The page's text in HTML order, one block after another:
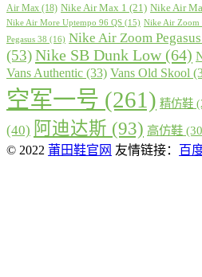
Air Max (18) Nike Air Max 1 (21) Nike Air
Nike Air More Uptempo 96 QS (15) Nike Air Zoom
Pegasus 38 (16) Nike Air Zoom
(53)Nike SB Dunk Low(64)
Vans Authentic (33) Vans Old Skool
空军一号 (261) 精仿鞋
(40) 阿迪达斯 (93) 高仿鞋
© 2022 莆田鞋官网 友情链接： 百